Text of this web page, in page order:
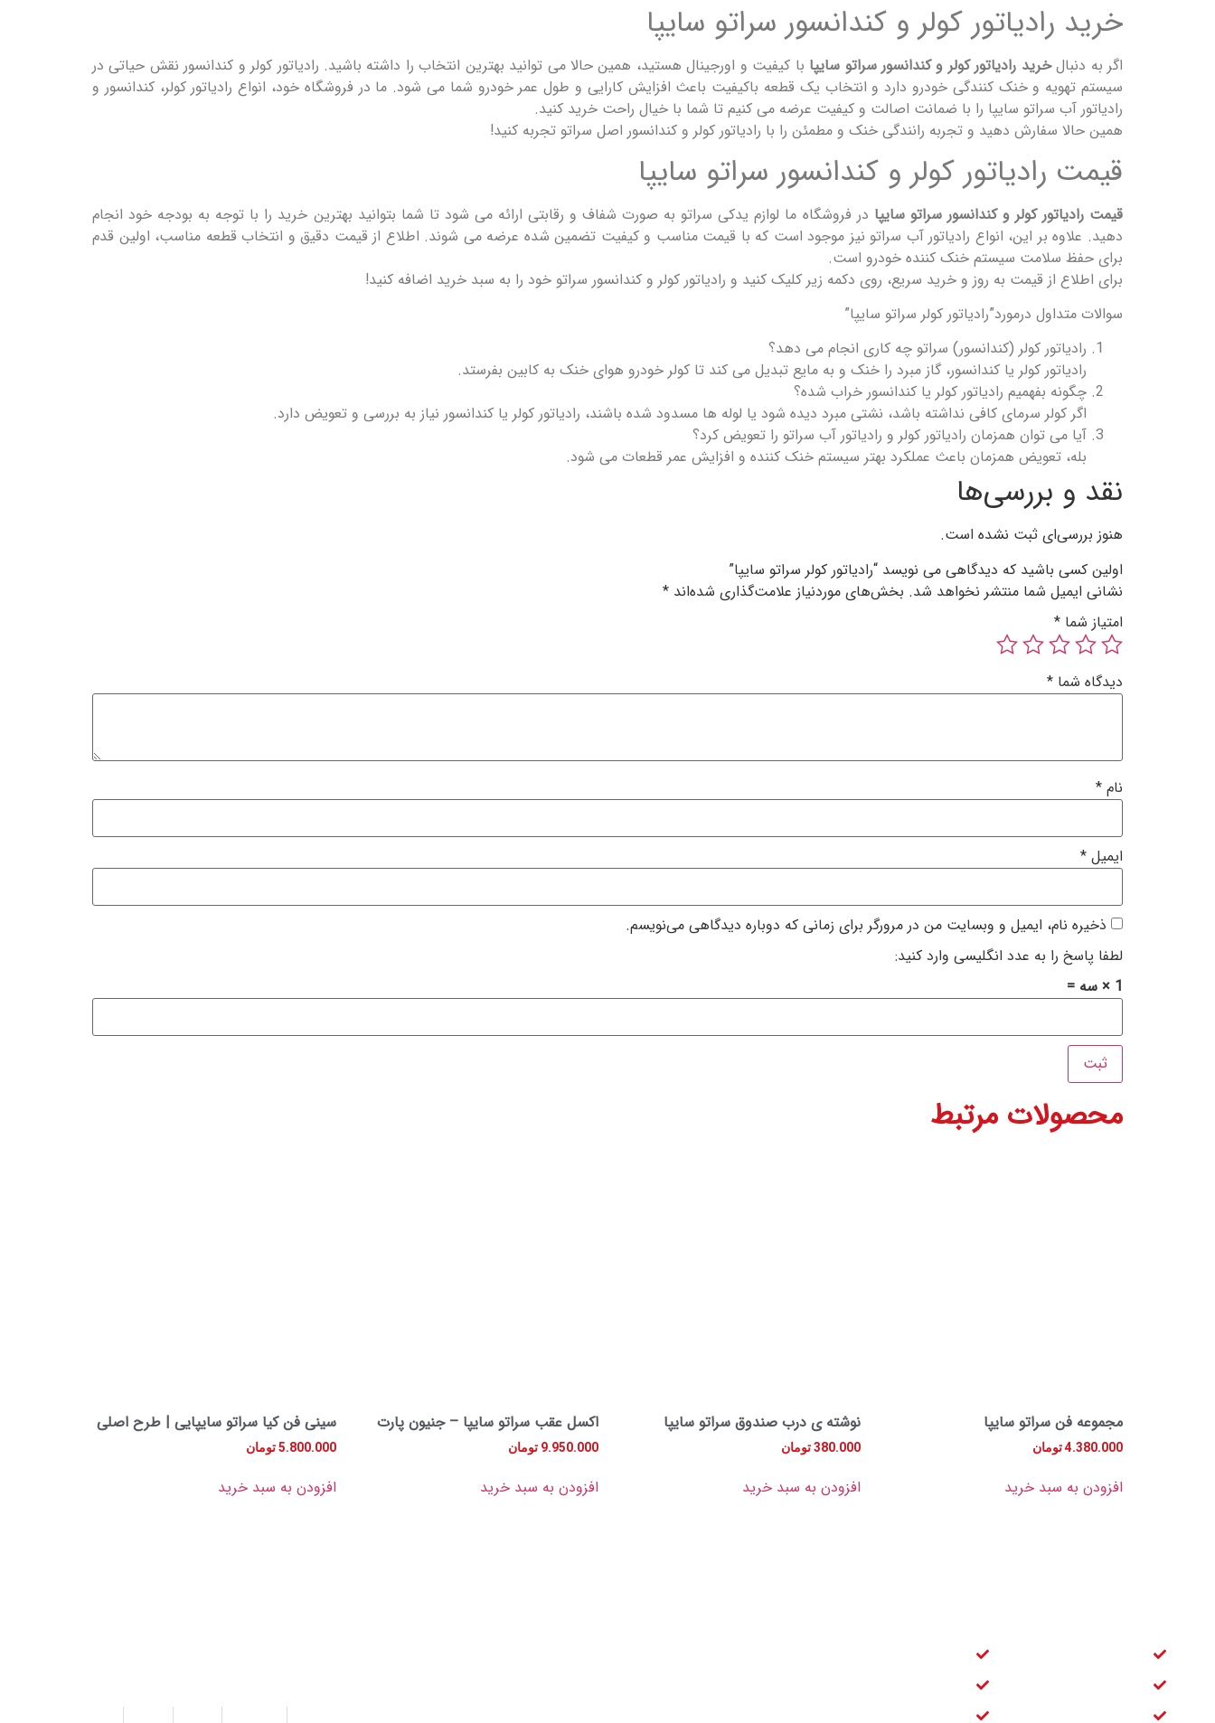
خرید رادیاتور کولر و کندانسور سراتو سایپا
اگر به دنبالخرید رادیاتور کولر و کندانسور سراتو سایپا با کیفیت و اورجینال هستید، همین حالا می توانید بهترین انتخاب را داشته باشید. رادیاتور کولر و کندانسور نقش حیاتی در
سیستم تهویه و خنک کنندگی خودرو دارد و انتخاب یک قطعه باکیفیت باعث افزایش کارایی و طول عمر خودرو شما می شود. ما در فروشگاه خود، انواع رادیاتور کولر، کندانسور و
رادیاتور آب سراتو سایپا را با ضمانت اصالت و کیفیت عرضه می کنیم تا شما با خیال راحت خرید کنید.
همین حالا سفارش دهید و تجربه رانندگی خنک و مطمئن را با رادیاتور کولر و کندانسور اصل سراتو تجربه کنید!
قیمت رادیاتور کولر و کندانسور سراتو سایپا
قیمت رادیاتور کولر و کندانسور سراتو سایپا در فروشگاه ما لوازم یدکی سراتو به صورت شفاف و رقابتی ارائه می شود تا شما بتوانید بهترین خرید را با توجه به بودجه خود انجام
دهید. علاوه بر این، انواع رادیاتور آب سراتو نیز موجود است که با قیمت مناسب و کیفیت تضمین شده عرضه می شوند. اطلاع از قیمت دقیق و انتخاب قطعه مناسب، اولین قدم
برای حفظ سلامت سیستم خنک کننده خودرو است.
برای اطلاع از قیمت به روز و خرید سریع، روی دکمه زیر کلیک کنید و رادیاتور کولر و کندانسور سراتو خود را به سبد خرید اضافه کنید!
سوالات متداول درمورد”رادیاتور کولر سراتو سایپا”
رادیاتور کولر (کندانسور) سراتو چه کاری انجام می دهد؟
رادیاتور کولر یا کندانسور، گاز مبرد را خنک و به مایع تبدیل می کند تا کولر خودرو هوای خنک به کابین بفرستد.
چگونه بفهمیم رادیاتور کولر یا کندانسور خراب شده؟
اگر کولر سرمای کافی نداشته باشد، نشتی مبرد دیده شود یا لوله ها مسدود شده باشند، رادیاتور کولر یا کندانسور نیاز به بررسی و تعویض دارد.
آیا می توان همزمان رادیاتور کولر و رادیاتور آب سراتو را تعویض کرد؟
بله، تعویض همزمان باعث عملکرد بهتر سیستم خنک کننده و افزایش عمر قطعات می شود.
نقد و بررسی‌ها
هنوز بررسی‌ای ثبت نشده است.
اولین کسی باشید که دیدگاهی می نویسد “رادیاتور کولر سراتو سایپا”
نشانی ایمیل شما منتشر نخواهد شد. بخش‌های موردنیاز علامت‌گذاری شده‌اند *
امتیاز شما *
دیدگاه شما *
نام *
ایمیل *
ذخیره نام، ایمیل و وبسایت من در مرورگر برای زمانی که دوباره دیدگاهی می‌نویسم.
لطفا پاسخ را به عدد انگلیسی وارد کنید:
1 × سه =
محصولات مرتبط
مجموعه فن سراتو سایپا
4.380.000تومان
افزودن به سبد خرید
نوشته ی درب صندوق سراتو سایپا
380.000تومان
افزودن به سبد خرید
اکسل عقب سراتو سایپا – جنیون پارت
9.950.000 تومان
افزودن به سبد خرید
سینی فن کیا سراتو سایپایی | طرح اصلی
5.800.000تومان
افزودن به سبد خرید